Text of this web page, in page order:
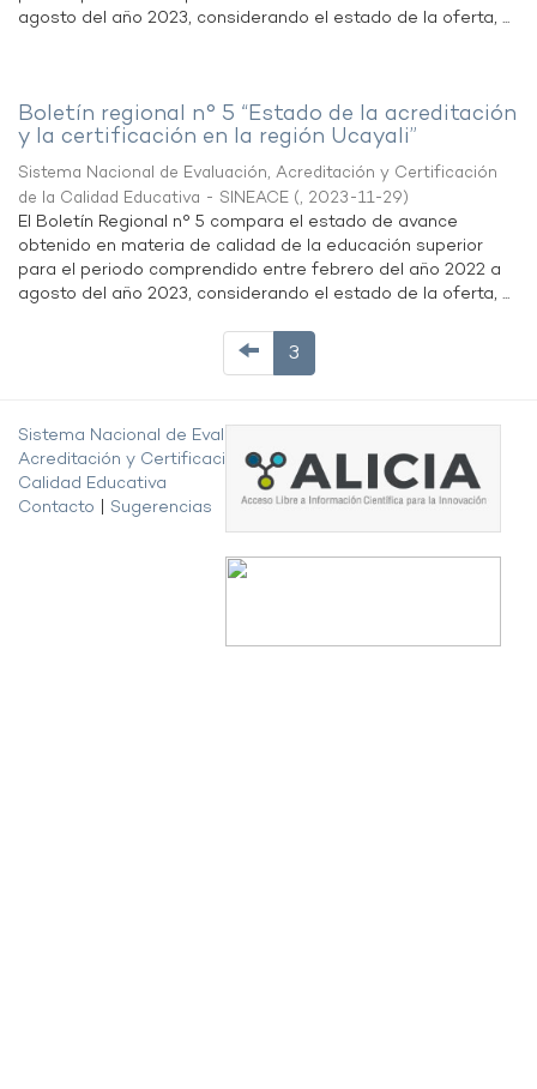
agosto del año 2023, considerando el estado de la oferta, ...
Boletín regional n° 5 “Estado de la acreditación
y la certificación en la región Ucayali”
Sistema Nacional de Evaluación, Acreditación y Certificación
de la Calidad Educativa - SINEACE (, 2023-11-29)
El Boletín Regional n° 5 compara el estado de avance
obtenido en materia de calidad de la educación superior
para el periodo comprendido entre febrero del año 2022 a
agosto del año 2023, considerando el estado de la oferta, ...
3
Sistema Nacional de Evaluación,
Acreditación y Certificación de la
Calidad Educativa
Contacto
Sugerencias